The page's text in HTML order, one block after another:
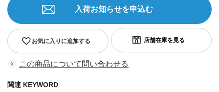
お気に入りに追加する
入荷お知らせを申込む
この商品について問い合わせる
関連 KEYWORD